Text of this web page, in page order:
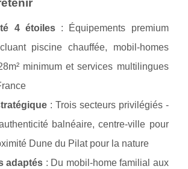
4 étoiles: Équipements premium
piscine chauffée, mobil-homes
minimum et services multilingues
: Trois secteurs privilégiés -
balnéaire, centre-ville pour
Dune du Pilat pour la nature
adaptés : Du mobil-home familial aux